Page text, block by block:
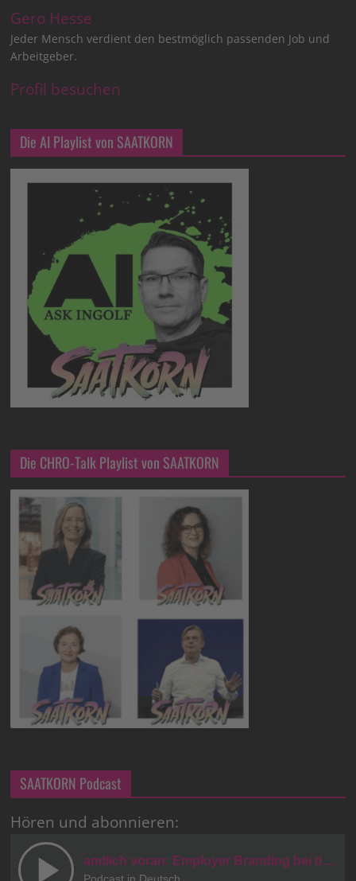
Gero Hesse
Jeder Mensch verdient den bestmöglich passenden Job und
Arbeitgeber.
Profil besuchen
Die AI Playlist von SAATKORN
Die CHRO-Talk Playlist von SAATKORN
SAATKORN Podcast
Hören und abonnieren: